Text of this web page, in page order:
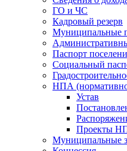
ГО и ЧС
Кадровый резерв
Муниципальные
Паспорт
Социальный
НПА
Устав
Проекты
Муниципальные